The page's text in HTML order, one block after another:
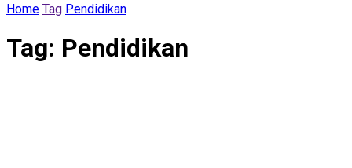
Home Tag Pendidikan
Tag: Pendidikan